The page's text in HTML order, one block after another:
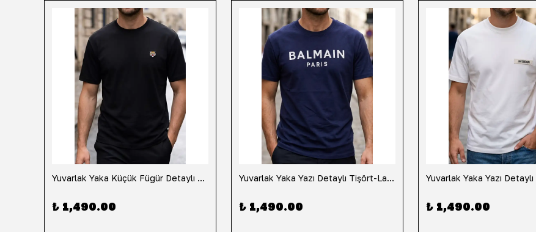
Yuvarlak Yaka Küçük Fügür Detaylı Tişört-Siyah
₺ 1,490.00
Yuvarlak Yaka Yazı Detaylı Tişört-Lacivert
₺ 1,490.00 ₺ 1,490.00